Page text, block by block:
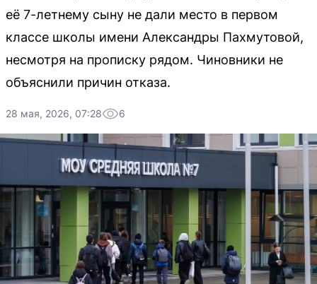
её 7-летнему сыну не дали место в первом
классе школы имени Александры Пахмутовой,
несмотря на прописку рядом. Чиновники не
объяснили причин отказа.
28 мая, 2026, 07:28 6